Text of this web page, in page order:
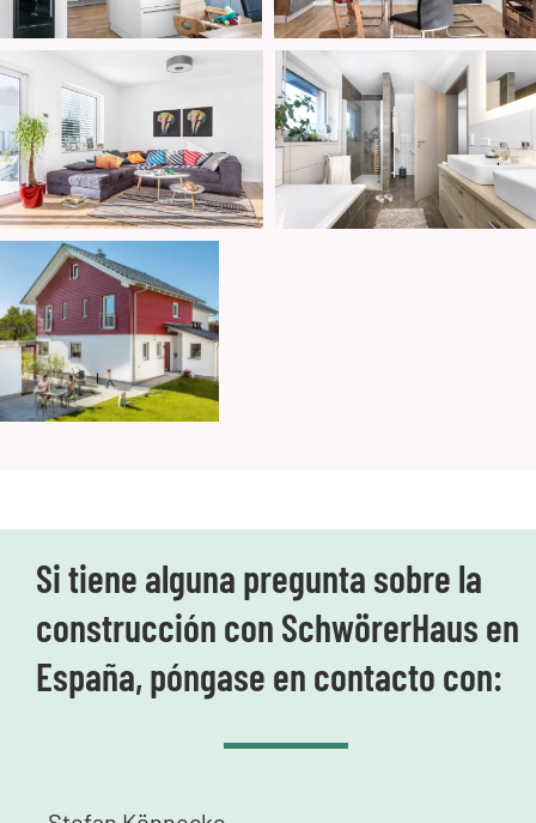
Si tiene alguna pregunta sobre la
construcción con SchwörerHaus en
España, póngase en contacto con: